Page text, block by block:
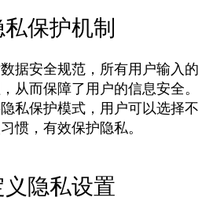
保护机制
据安全规范，所有用户输入的
从而保障了用户的信息安全。
私保护模式，用户可以选择不
惯，有效保护隐私。
隐私设置